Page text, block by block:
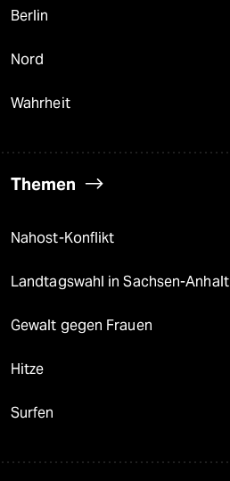
Berlin
Nord
Wahrheit
Themen
Nahost-Konflikt
Landtagswahl in Sachsen-Anhalt
Gewalt gegen Frauen
Hitze
Surfen